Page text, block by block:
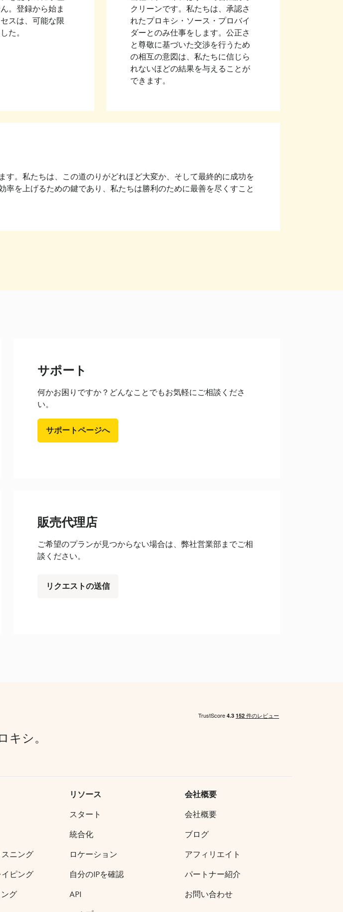
。登録から始ま
スは、可能な限
た。
クリーンです。私たちは、承認さ
れたプロキシ・ソース・プロバイ
ダーとのみ仕事をします。公正さ
と尊敬に基づいた交渉を行うため
の相互の意図は、私たちに信じら
れないほどの結果を与えることが
できます。
。私たちは、この道のりがどれほど大変か、そして最終的に成功を
を上げるための鍵であり、私たちは勝利のために最善を尽くすこと
サポート
何かお困りですか？どんなことでもお気軽にご相談くださ
い。
サポートページへ
販売代理店
ご希望のプランが見つからない場合は、弊社営業部までご相
談ください。
リクエストの送信
シ。
ニング
ピング
グ
リソース
スタート
統合化
ロケーション
自分のIPを確認
API
会社概要
会社概要
ブログ
アフィリエイト
パートナー紹介
お問い合わせ